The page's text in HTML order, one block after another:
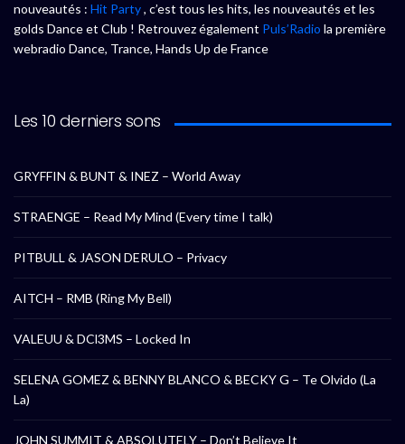
nouveautés : Hit Party, c’est tous les hits, les nouveautés et les
golds Dance et Club ! Retrouvez également Puls’Radio la première
webradio Dance, Trance, Hands Up de France
Les 10 derniers sons
GRYFFIN & BUNT & INEZ – World Away
STRAENGE – Read My Mind (Every time I talk)
PITBULL & JASON DERULO – Privacy
AITCH – RMB (Ring My Bell)
VALEUU & DCl3MS – Locked In
SELENA GOMEZ & BENNY BLANCO & BECKY G – Te Olvido (La
La)
JOHN SUMMIT & ABSOLUTELY – Don’t Believe It